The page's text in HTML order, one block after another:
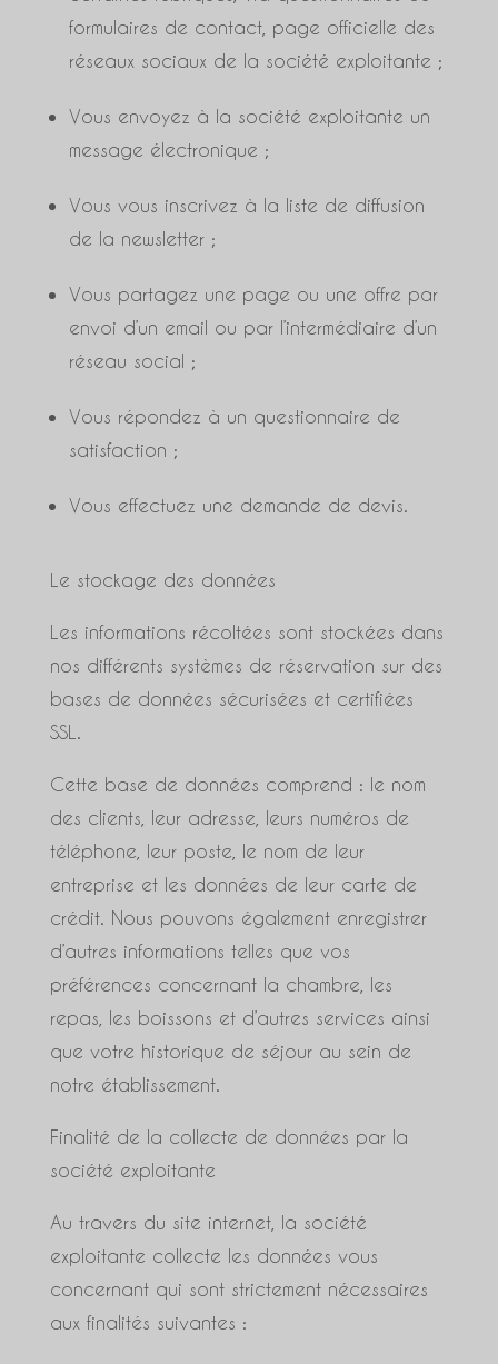
formulaires de contact, page officielle des
réseaux sociaux de la société exploitante ;
Vous envoyez à la société exploitante un
message électronique ;
Vous vous inscrivez à la liste de diffusion
de la newsletter ;
Vous partagez une page ou une offre par
envoi d’un email ou par l’intermédiaire d’un
réseau social ;
Vous répondez à un questionnaire de
satisfaction ;
Vous effectuez une demande de devis.
Le stockage des données
Les informations récoltées sont stockées dans
nos différents systèmes de réservation sur des
bases de données sécurisées et certifiées
SSL.
Cette base de données comprend : le nom
des clients, leur adresse, leurs numéros de
téléphone, leur poste, le nom de leur
entreprise et les données de leur carte de
crédit. Nous pouvons également enregistrer
d’autres informations telles que vos
préférences concernant la chambre, les
repas, les boissons et d’autres services ainsi
que votre historique de séjour au sein de
notre établissement.
Finalité de la collecte de données par la
société exploitante
Au travers du site internet, la société
exploitante collecte les données vous
concernant qui sont strictement nécessaires
aux finalités suivantes :